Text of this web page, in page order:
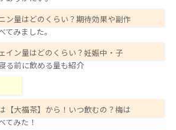
ン量はどのくらい？期待効果や副作
てみました。
イン量はどのくらい？妊娠中・子
る前に飲める量も紹介
【大福茶】から！いつ飲むの？梅は
てみた！